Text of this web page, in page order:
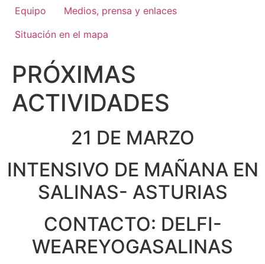
Equipo
Medios, prensa y enlaces
Situación en el mapa
PRÓXIMAS
ACTIVIDADES
21 DE MARZO
INTENSIVO DE MAÑANA EN
SALINAS- ASTURIAS
CONTACTO: DELFI-
WEAREYOGASALINAS